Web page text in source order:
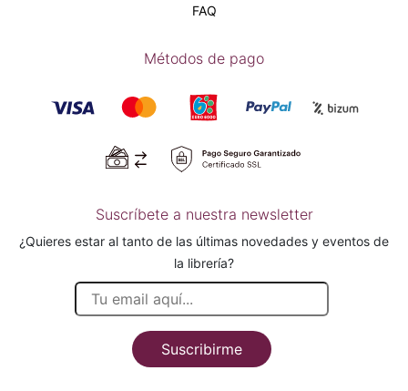
FAQ
Métodos de pago
Suscríbete a nuestra newsletter
¿Quieres estar al tanto de las últimas novedades y eventos de
la librería?
Suscribirme